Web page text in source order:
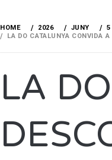
HOME 2026 JUNY
5
LA DO CATALUNYA CONVIDA
LA